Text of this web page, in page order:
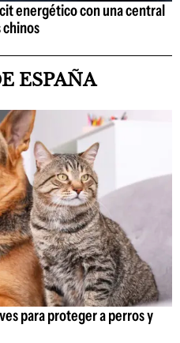
energético con una central
chinos
ESPAÑA
para proteger a perros y